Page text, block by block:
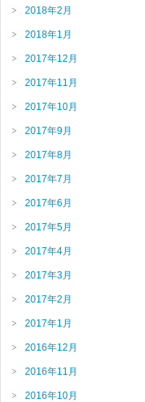
2018年2月
2018年1月
2017年12月
2017年11月
2017年10月
2017年9月
2017年8月
2017年7月
2017年6月
2017年5月
2017年4月
2017年3月
2017年2月
2017年1月
2016年12月
2016年11月
2016年10月